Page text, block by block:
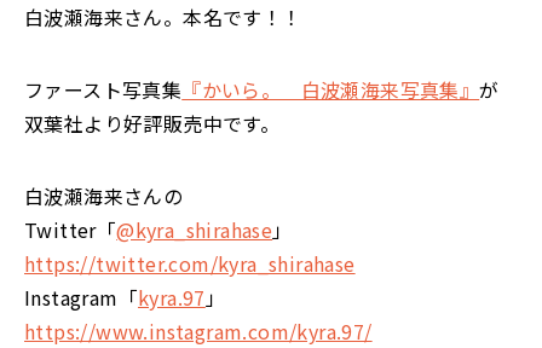
白波瀬海来さん。本名です！！
ファースト写真集 『かいら。 白波瀬海来写真集』が
双葉社より好評販売中です。
白波瀬海来さんの
Twitter「@kyra_shirahase」
https://twitter.com/kyra_shirahase
Instagram「kyra.97 」
https://www.instagram.com/kyra.97/